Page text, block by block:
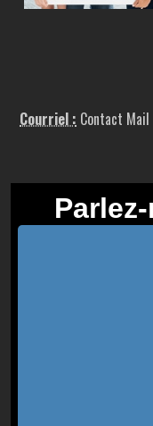
Courriel : Contact Mail